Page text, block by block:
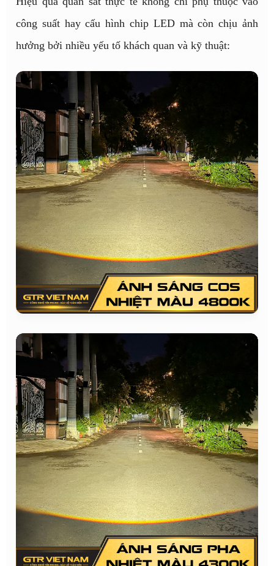
công suất hay cấu hình chip LED mà còn chịu ảnh
hưởng bởi nhiều yếu tố khách quan và kỹ thuật: